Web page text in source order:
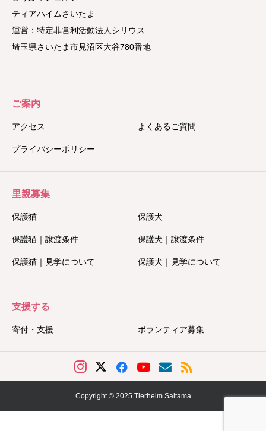
ティアハイムさいたま
運営：特定非営利活動法人シリウス
埼玉県さいたま市見沼区大谷780番地
ご案内
アクセス よくあるご質問
プライバシーポリシー
里親募集
保護猫 保護犬
保護猫｜譲渡条件 保護犬｜譲渡条件
保護猫｜見学について 保護犬｜見学について
支援する
寄付・支援 ボランティア募集
Copyright © 2025 Tierheim Saitama